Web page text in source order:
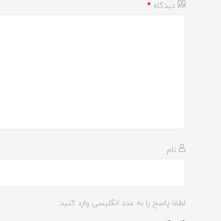
دیدگاه *
نام
لطفا پاسخ را به عدد انگلیسی وارد کنید: